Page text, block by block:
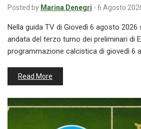
Posted by Marina Denegri - 6 Agosto
Nella guida TV di Giovedì 6 agosto 2026
andata del terzo turno dei preliminari di
programmazione calcistica di giovedì 6
Read More